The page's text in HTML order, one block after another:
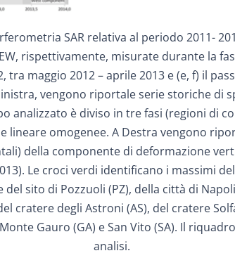
SAR relativa al periodo 2011-
rispettivamente, misurate durante la
tra maggio 2012 – aprile 2013 e (e, f) il
vengono riportale serie storiche di
analizzato è diviso in tre fasi (regioni di
lineare omogenee. A Destra vengono
della componente di deformazione
Le croci verdi identificano i massimi
sito di Pozzuoli (PZ), della città di
cratere degli Astroni (AS), del cratere
Gauro (GA) e San Vito (SA). Il
analisi.